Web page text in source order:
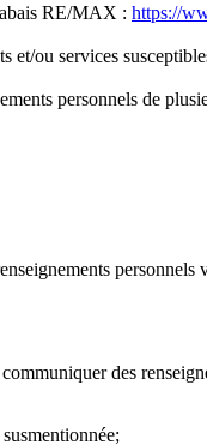
RE/MAX : https://
ou services
personnels de
personnels
des